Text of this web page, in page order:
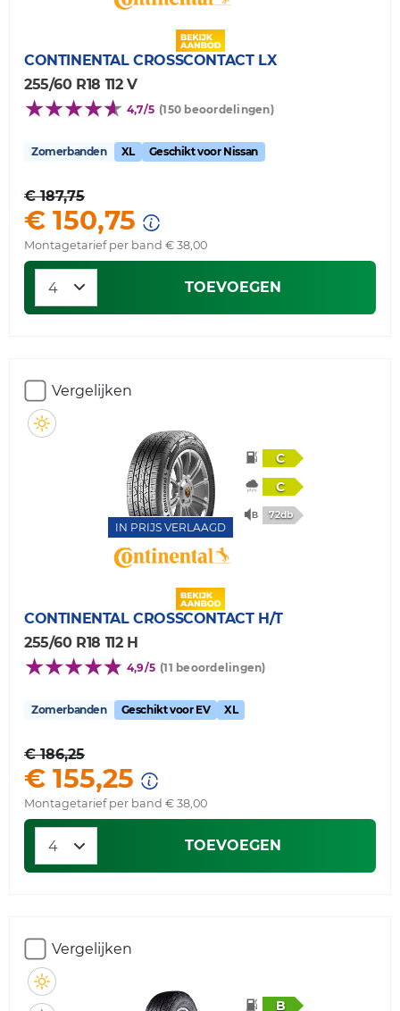
CONTINENTAL CROSSCONTACT LX
255/60 R18 112 V
4,7/5 (150 beoordelingen)
Zomerbanden XL Geschikt voor Nissan
€ 187,75
€ 150,75
Montagetarief per band € 38,00
TOEVOEGEN
Vergelijken
IN PRIJS VERLAAGD
C
C
72db
CONTINENTAL CROSSCONTACT H/T
255/60 R18 112 H
4,9/5 (11 beoordelingen)
Zomerbanden Geschikt voor EV XL
€ 186,25
€ 155,25
Montagetarief per band € 38,00
TOEVOEGEN
Vergelijken
B